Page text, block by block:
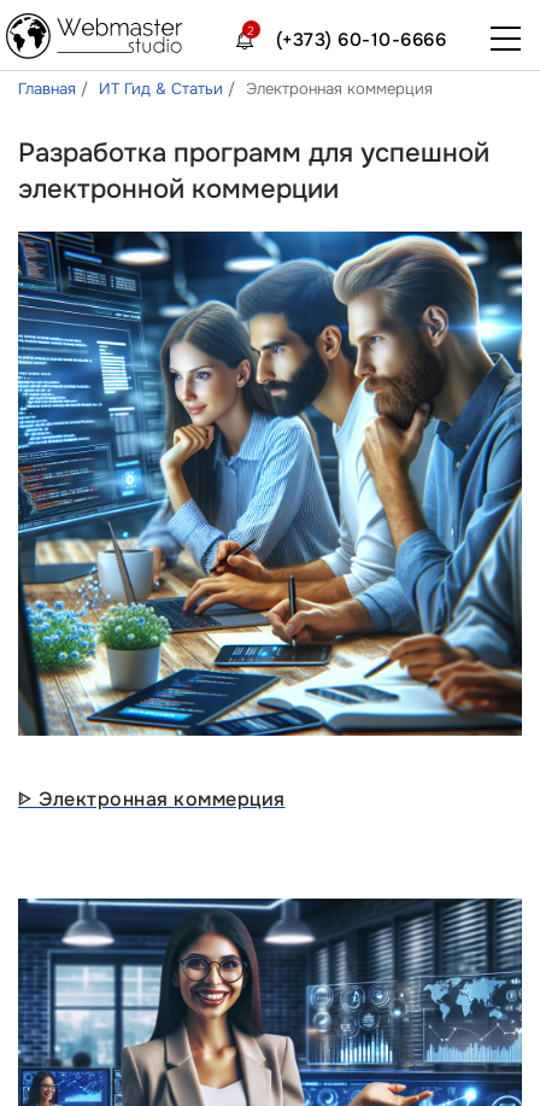
(+373) 60-10-6666
2
Главная ИТ Гид & Статьи Электронная коммерция
Разработка программ для успешной
электронной коммерции
ᐈ Электронная коммерция